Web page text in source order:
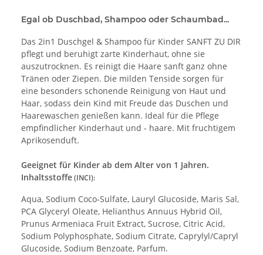
Egal ob Duschbad, Shampoo oder Schaumbad...
Das 2in1 Duschgel & Shampoo für Kinder SANFT ZU DIR
pflegt und beruhigt zarte Kinderhaut, ohne sie
auszutrocknen. Es reinigt die Haare sanft ganz ohne
Tränen oder Ziepen. Die milden Tenside sorgen für
eine besonders schonende Reinigung von Haut und
Haar, sodass dein Kind mit Freude das Duschen und
Haarewaschen genießen kann. Ideal für die Pflege
empfindlicher Kinderhaut und - haare. Mit fruchtigem
Aprikosenduft.
Geeignet für Kinder ab dem Alter von 1 Jahren.
Inhaltsstoffe(INCI):
Aqua, Sodium Coco-Sulfate, Lauryl Glucoside, Maris Sal,
PCA Glyceryl Oleate, Helianthus Annuus Hybrid Oil,
Prunus Armeniaca Fruit Extract, Sucrose, Citric Acid,
Sodium Polyphosphate, Sodium Citrate, Caprylyl/Capryl
Glucoside, Sodium Benzoate, Parfum.